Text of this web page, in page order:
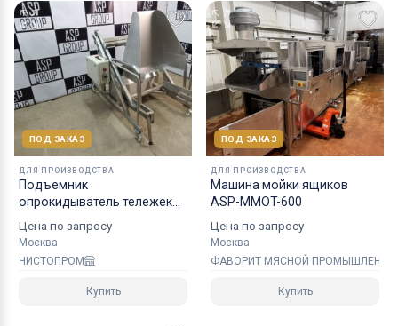
ПОД ЗАКАЗ
ДЛЯ ПРОИЗВОДСТВА
Подъемник
опрокидыватель тележек
Цена по запросу
Москва
ЧИСТОПРОМ
Купить
ПОД ЗАКАЗ
ДЛЯ ПРОИЗВОДСТВА
Машина мойки ящиков
ASP-MMOT-600
Цена по запросу
Москва
ФАВОРИТ МЯСНОЙ
Купить